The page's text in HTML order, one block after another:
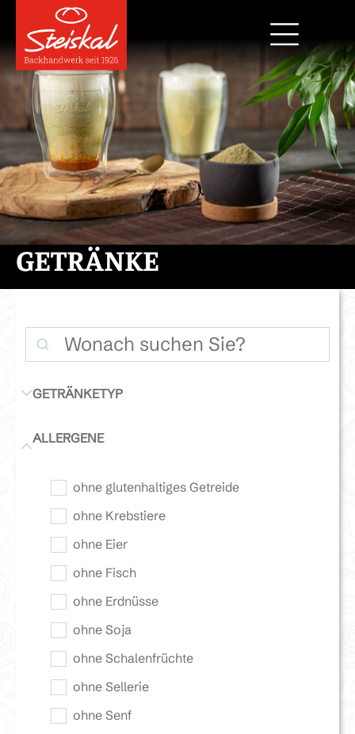
GETRÄNKE
GETRÄNKETYP
ALLERGENE
ohne glutenhaltiges Getreide
ohne Krebstiere
ohne Eier
ohne Fisch
ohne Erdnüsse
ohne Soja
ohne Schalenfrüchte
ohne Sellerie
ohne Senf